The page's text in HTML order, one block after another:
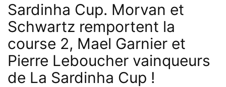
Sardinha Cup. Morvan et
Schwartz remportent la
course 2, Mael Garnier et
Pierre Leboucher vainqueurs
de La Sardinha Cup !